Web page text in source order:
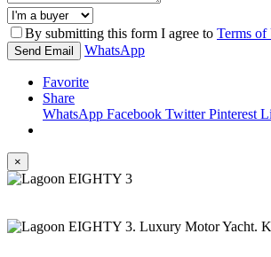
By submitting this form I agree to Terms of
Send Email WhatsApp
Favorite
Share
WhatsApp Facebook TwitterPinterest
×